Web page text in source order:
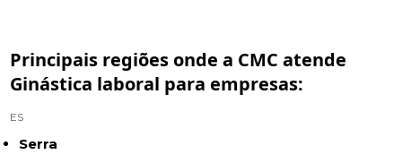
Principais regiões onde a CMC atende
Ginástica laboral para empresas:
ES
Serra